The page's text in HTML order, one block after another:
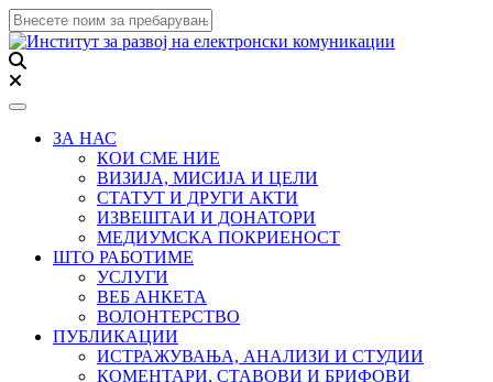
Toggle navigation
ЗА НАС
КОИ СМЕ НИЕ
ВИЗИЈА, МИСИЈА И ЦЕЛИ
СТАТУТ И ДРУГИ АКТИ
ИЗВЕШТАИ И ДОНАТОРИ
МЕДИУМСКА ПОКРИЕНОСТ
ШТО РАБОТИМЕ
УСЛУГИ
ВЕБ АНКЕТА
ВОЛОНТЕРСТВО
ПУБЛИКАЦИИ
ИСТРАЖУВАЊА, АНАЛИЗИ И СТУДИИ
КОМЕНТАРИ, СТАВОВИ И БРИФОВИ